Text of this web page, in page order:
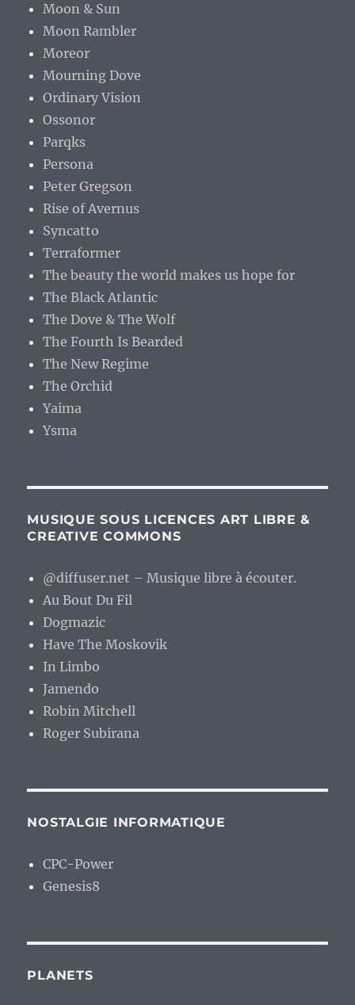
Moon & Sun
Moon Rambler
Moreor
Mourning Dove
Ordinary Vision
Ossonor
Parqks
Persona
Peter Gregson
Rise of Avernus
Syncatto
Terraformer
The beauty the world makes us hope for
The Black Atlantic
The Dove & The Wolf
The Fourth Is Bearded
The New Regime
The Orchid
Yaima
Ysma
MUSIQUE SOUS LICENCES ART LIBRE &
CREATIVE COMMONS
@diffuser.net – Musique libre à écouter.
Au Bout Du Fil
Dogmazic
Have The Moskovik
In Limbo
Jamendo
Robin Mitchell
Roger Subirana
NOSTALGIE INFORMATIQUE
CPC-Power
Genesis8
PLANETS